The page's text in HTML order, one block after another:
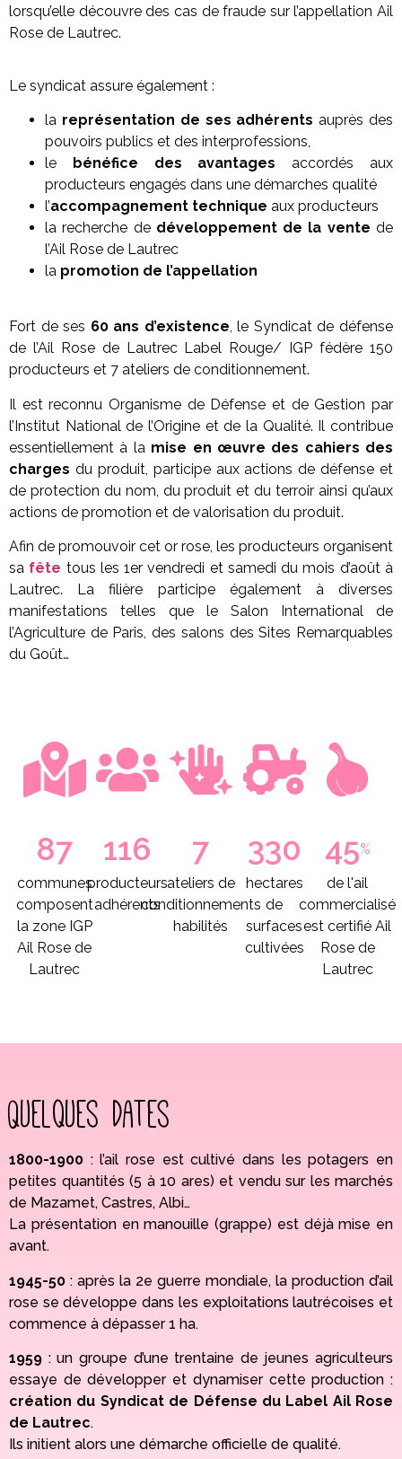
lorsqu’elle découvre des cas de fraude sur l’appellation Ail
Rose de Lautrec.
Le syndicat assure également :
la représentation de ses adhérents auprès des
pouvoirs publics et des interprofessions,
le bénéfice des avantages accordés aux
producteurs engagés dans une démarches qualité
l’accompagnement technique aux producteurs
la recherche de développement de la vente de
l’Ail Rose de Lautrec
la promotion de l’appellation
Fort de ses 60 ans d’existence, le Syndicat de défense
de l’Ail Rose de Lautrec Label Rouge/ IGP fédère 150
producteurs et 7 ateliers de conditionnement.
Il est reconnu Organisme de Défense et de Gestion par
l’Institut National de l’Origine et de la Qualité. Il contribue
essentiellement à la mise en œuvre des cahiers des
charges du produit, participe aux actions de défense et
de protection du nom, du produit et du terroir ainsi qu’aux
actions de promotion et de valorisation du produit.
Afin de promouvoir cet or rose, les producteurs organisent
sa fête tous les 1er vendredi et samedi du mois d’août à
Lautrec. La filière participe également à diverses
manifestations telles que le Salon International de
l’Agriculture de Paris, des salons des Sites Remarquables
du Goût…
87
communes
composent
la zone IGP
Ail Rose de
Lautrec
116
producteurs
adhérents
7
ateliers de
conditionnements
habilités
330
hectares
de
surfaces
cultivées
45%
de l'ail
commercialisé
est certifié Ail
Rose de
Lautrec
Quelques dates
1800-1900 : l’ail rose est cultivé dans les potagers en
petites quantités (5 à 10 ares) et vendu sur les marchés
de Mazamet, Castres, Albi…
La présentation en manouille (grappe) est déjà mise en
avant.
1945-50 : après la 2e guerre mondiale, la production d’ail
rose se développe dans les exploitations lautrécoises et
commence à dépasser 1 ha.
1959 : un groupe d’une trentaine de jeunes agriculteurs
essaye de développer et dynamiser cette production :
création du Syndicat de Défense du Label Ail Rose
de Lautrec.
Ils initient alors une démarche officielle de qualité.